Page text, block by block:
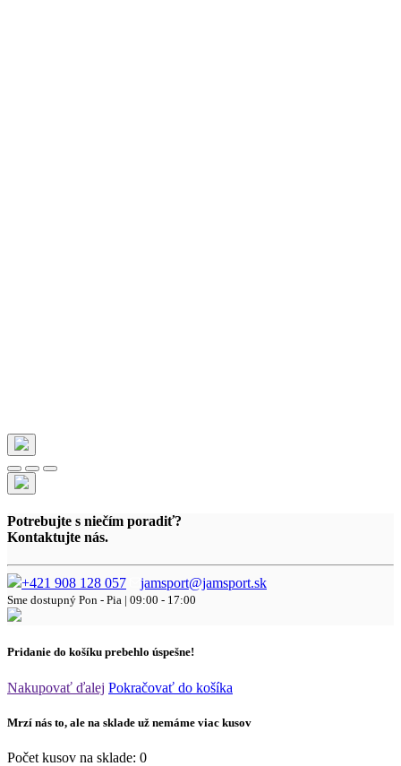
Potrebujte s niečím poradiť?
Kontaktujte nás.
+421 908 128 057 jamsport@jamsport.sk
Sme dostupný Pon - Pia | 09:00 - 17:00
Pridanie do košíku prebehlo úspešne!
Nakupovať ďalej Pokračovať do košíka
Mrzí nás to, ale na sklade už nemáme viac kusov
Počet kusov na sklade: 0